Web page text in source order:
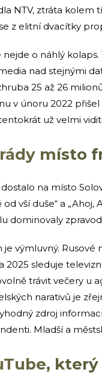
NTV, ztráta kolem
z elitní dvacítky
nejde o náhlý
nad stejnými
25 až 26
v únoru 2022
už velmi
místo
dostalo na místo
od vší duše“ a
dominovaly
je výmluvný.
2025 sleduje
trávit večery u
narativů je
zdroj
Mladší a